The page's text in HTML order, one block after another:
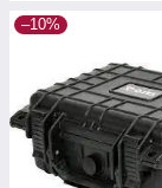
–10%